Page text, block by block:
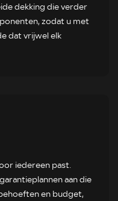
dekking die verder
zodat u met
dat vrijwel elk
iedereen past.
aan die
en budget,